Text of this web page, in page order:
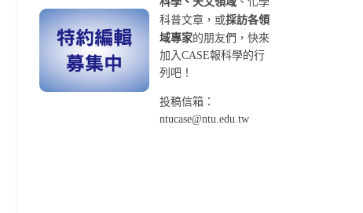
科普文章，或採訪各領
域專家的朋友們，快來
加入CASE報科學的行
列吧！
投稿信箱：
ntucase@ntu.edu.tw